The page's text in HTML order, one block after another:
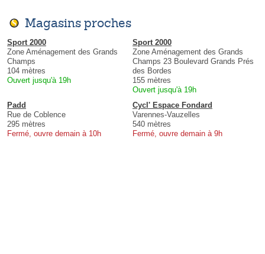
Magasins proches
Sport 2000
Zone Aménagement des Grands
Champs
104 mètres
Ouvert jusqu'à 19h
Sport 2000
Zone Aménagement des Grands
Champs 23 Boulevard Grands Prés
des Bordes
155 mètres
Ouvert jusqu'à 19h
Padd
Rue de Coblence
295 mètres
Fermé, ouvre demain à 10h
Cycl' Espace Fondard
Varennes-Vauzelles
540 mètres
Fermé, ouvre demain à 9h